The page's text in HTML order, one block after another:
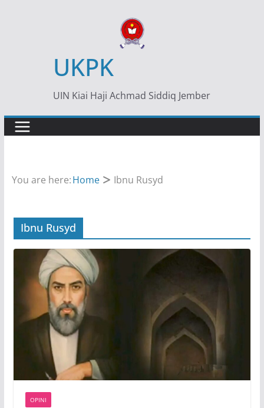
UKPK
UIN Kiai Haji Achmad Siddiq Jember
You are here:Home Ibnu Rusyd
Ibnu Rusyd
OPINI